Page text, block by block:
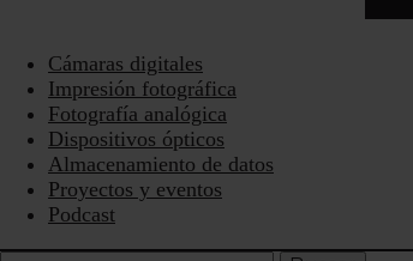
Cámaras digitales
Impresión fotográfica
Fotografía analógica
Dispositivos ópticos
Almacenamiento de datos
Proyectos y eventos
Podcast